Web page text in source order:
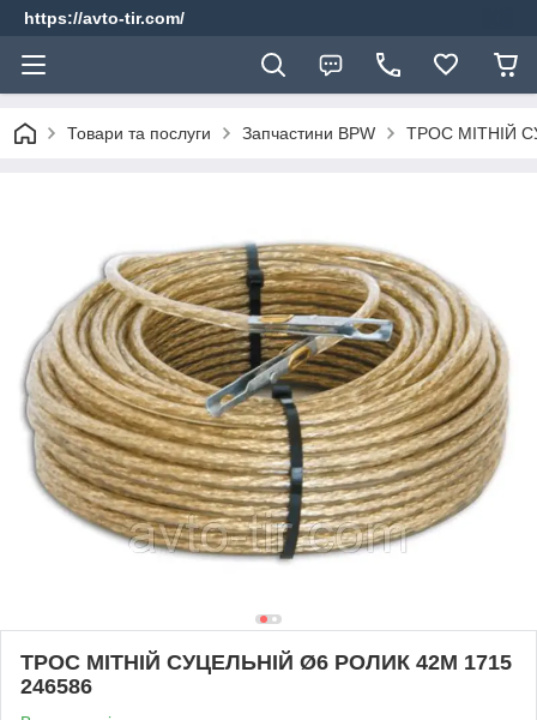
https://avto-tir.com/
Товари та послуги Запчастини BPW ТРОС МІТНІЙ
ТРОС МІТНІЙ СУЦЕЛЬНІЙ Ø6 РОЛИК 42M 1715
246586